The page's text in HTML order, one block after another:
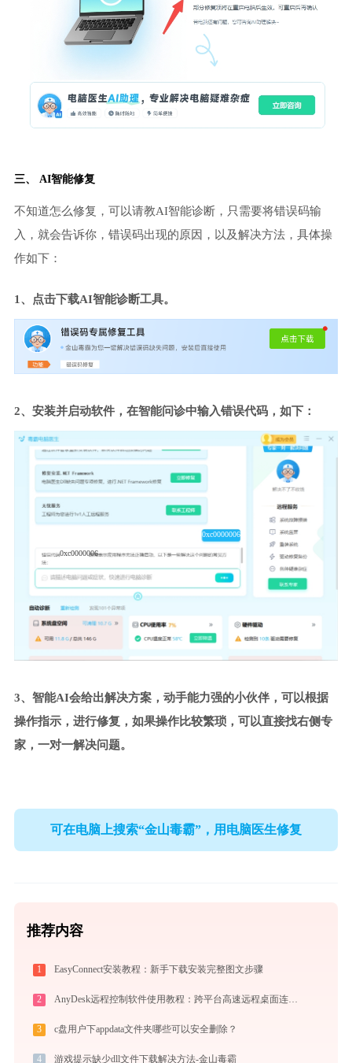
三、 AI智能修复
不知道怎么修复，可以请教AI智能诊断，只需要将错误码输
入，就会告诉你，错误码出现的原因，以及解决方法，具体操
作如下：
1、点击下载AI智能诊断工具。
2、安装并启动软件，在智能问诊中输入错误代码，如下：
0xc0000006
0xc0000006
3、智能AI会给出解决方案，动手能力强的小伙伴，可以根据
操作指示，进行修复，如果操作比较繁琐，可以直接找右侧专
家，一对一解决问题。
可在电脑上搜索“金山毒霸”，用电脑医生修复
推荐内容
1 EasyConnect安装教程：新手下载安装完整图文步骤
2 AnyDesk远程控制软件使用教程：跨平台高速远程桌面连接完全指南
3 c盘用户下appdata文件夹哪些可以安全删除？
4 游戏提示缺少dll文件下载解决方法-金山毒霸